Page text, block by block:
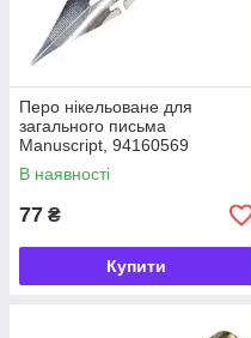
Перо нікельоване для
загального письма
Manuscript, 94160569
В наявності
77 ₴
Купити